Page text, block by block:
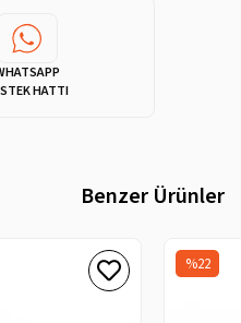
HATTI
Benzer Ürünler
%22